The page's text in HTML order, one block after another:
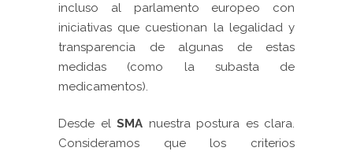
incluso al parlamento europeo con
iniciativas que cuestionan la legalidad y
transparencia de algunas de estas
medidas (como la subasta de
medicamentos).
Desde el SMA nuestra postura es clara.
Consideramos que los criterios